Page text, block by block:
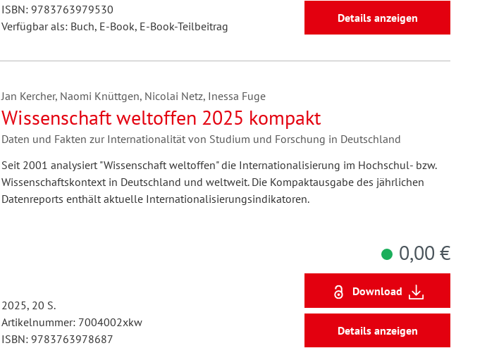
ISBN: 9783763979530
Verfügbar als: Buch, E-Book, E-Book-Teilbeitrag
Details anzeigen
Jan Kercher, Naomi Knüttgen, Nicolai Netz, Inessa Fuge
Wissenschaft weltoffen 2025 kompakt
Daten und Fakten zur Internationalität von Studium und Forschung in Deutschland
Seit 2001 analysiert "Wissenschaft weltoffen" die Internationalisierung im Hochschul- bzw.
Wissenschaftskontext in Deutschland und weltweit. Die Kompaktausgabe des jährlichen
Datenreports enthält aktuelle Internationalisierungsindikatoren.
2025, 20 S.
Artikelnummer: 7004002xkw
ISBN: 9783763978687
0,00 €
Download
Details anzeigen